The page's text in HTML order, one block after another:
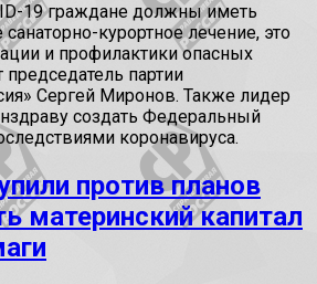
19 граждане должны иметь
курортное лечение, это
и профилактики опасных
партии
Сергей Миронов. Также лидер
создать Федеральный
коронавируса.
против планов
материнский капитал